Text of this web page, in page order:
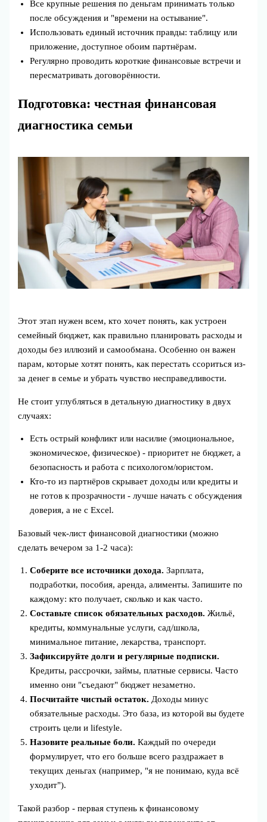
Все крупные решения по деньгам принимать только
после обсуждения и "времени на остывание".
Использовать единый источник правды: таблицу или
приложение, доступное обоим партнёрам.
Регулярно проводить короткие финансовые встречи и
пересматривать договорённости.
Подготовка: честная финансовая
диагностика семьи
Этот этап нужен всем, кто хочет понять, как устроен
семейный бюджет, как правильно планировать расходы и
доходы без иллюзий и самообмана. Особенно он важен
парам, которые хотят понять, как перестать ссориться из-
за денег в семье и убрать чувство несправедливости.
Не стоит углубляться в детальную диагностику в двух
случаях:
Есть острый конфликт или насилие (эмоциональное,
экономическое, физическое) - приоритет не бюджет, а
безопасность и работа с психологом/юристом.
Кто-то из партнёров скрывает доходы или кредиты и
не готов к прозрачности - лучше начать с обсуждения
доверия, а не с Excel.
Базовый чек-лист финансовой диагностики (можно
сделать вечером за 1-2 часа):
Соберите все источники дохода. Зарплата,
подработки, пособия, аренда, алименты. Запишите по
каждому: кто получает, сколько и как часто.
Составьте список обязательных расходов. Жильё,
кредиты, коммунальные услуги, сад/школа,
минимальное питание, лекарства, транспорт.
Зафиксируйте долги и регулярные подписки.
Кредиты, рассрочки, займы, платные сервисы. Часто
именно они "съедают" бюджет незаметно.
Посчитайте чистый остаток. Доходы минус
обязательные расходы. Это база, из которой вы будете
строить цели и lifestyle.
Назовите реальные боли. Каждый по очереди
формулирует, что его больше всего раздражает в
текущих деньгах (например, "я не понимаю, куда всё
уходит").
Такой разбор - первая ступень к финансовому